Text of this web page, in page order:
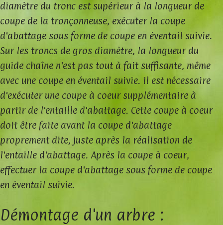
diamètre du tronc est supérieur à la longueur de
coupe de la tronçonneuse, exécuter la coupe
d'abattage sous forme de coupe en éventail suivie.
Sur les troncs de gros diamètre, la longueur du
guide chaîne n'est pas tout à fait suffisante, même
avec une coupe en éventail suivie. Il est nécessaire
d'exécuter une coupe à coeur supplémentaire à
partir de l'entaille d'abattage. Cette coupe à coeur
doit être faite avant la coupe d'abattage
proprement dite, juste après la réalisation de
l'entaille d'abattage. Après la coupe à coeur,
effectuer la coupe d'abattage sous forme de coupe
en éventail suivie.
Démontage d'un arbre :